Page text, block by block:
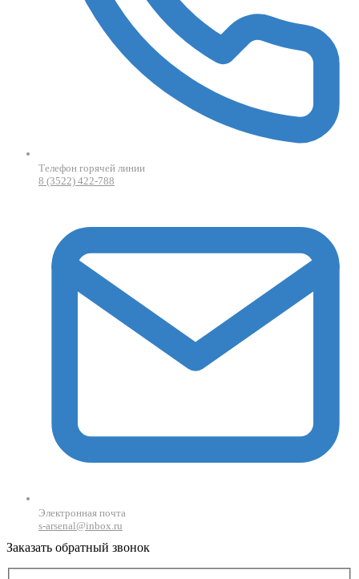
Телефон горячей линии
8 (3522) 422-788
Электронная почта
s-arsenal@inbox.ru
Заказать обратный звонок